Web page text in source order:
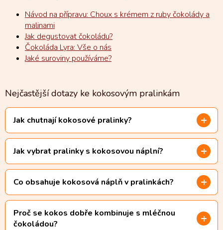
Návod na přípravu: Choux s krémem z ruby čokolády a
malinami
Jak degustovat čokoládu?
Čokoláda Lyra: Vše o nás
Jaké suroviny používáme?
Nejčastější dotazy ke kokosovým pralinkám
Jak chutnají kokosové pralinky?
Jak vybrat pralinky s kokosovou náplní?
Co obsahuje kokosová náplň v pralinkách?
Proč se kokos dobře kombinuje s mléčnou
čokoládou?